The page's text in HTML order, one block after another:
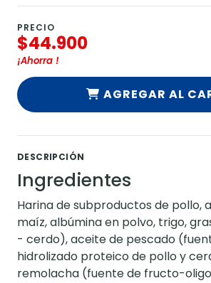
PRECIO
$44.900
¡Ahorra !
AGREGAR AL
DESCRIPCIÓN
Ingredientes
Harina de subproductos de pollo,
maíz, albúmina en polvo, trigo,
- cerdo), aceite de pescado
hidrolizado proteico de pollo y
remolacha (fuente de fructo-